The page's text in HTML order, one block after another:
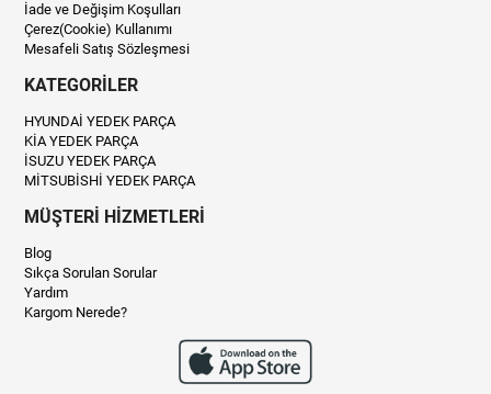
İade ve Değişim Koşulları
Çerez(Cookie) Kullanımı
Mesafeli Satış Sözleşmesi
KATEGORİLER
HYUNDAİ YEDEK PARÇA
KİA YEDEK PARÇA
İSUZU YEDEK PARÇA
MİTSUBİSHİ YEDEK PARÇA
MÜŞTERİ HİZMETLERİ
Blog
Sıkça Sorulan Sorular
Yardım
Kargom Nerede?